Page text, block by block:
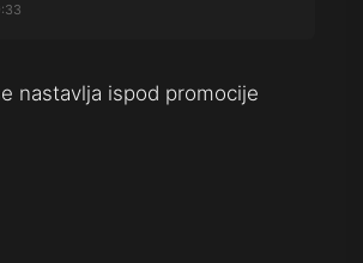
nastavlja ispod promocije